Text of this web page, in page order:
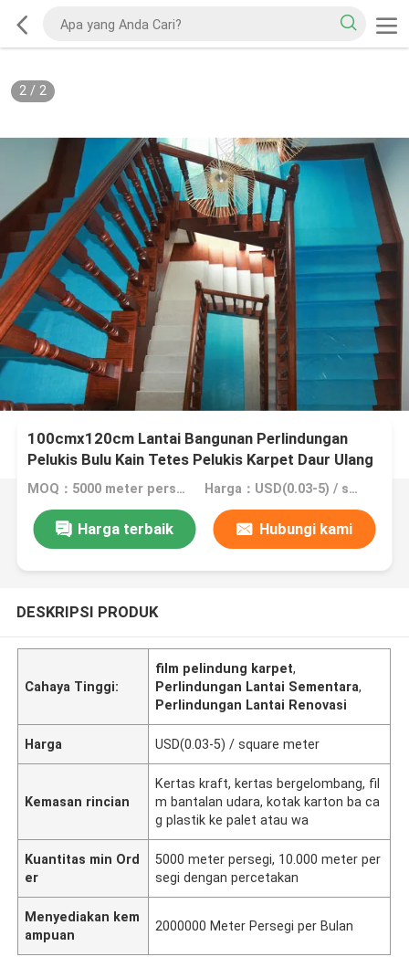
2/ 2
100cmx120cm Lantai Bangunan Perlindungan
Pelukis Bulu Kain Tetes Pelukis Karpet Daur Ulang
Merasa
MOQ：5000 meter persegi, 10.000 meter persegi dengan percetakan Harga：USD(0.03-5) / square meter
Harga terbaik Hubungi kami
DESKRIPSI PRODUK
Cahaya Tinggi:
film pelindung karpet,
Perlindungan Lantai Sementara,
Perlindungan Lantai Renovasi
Harga USD(0.03-5) / square meter
Kemasan rincian
Kertas kraft, kertas bergelombang, fil
m bantalan udara, kotak karton ba ca
g plastik ke palet atau wa
Kuantitas min Ord
er
5000 meter persegi, 10.000 meter per
segi dengan percetakan
Menyediakan kem
ampuan
2000000 Meter Persegi per Bulan